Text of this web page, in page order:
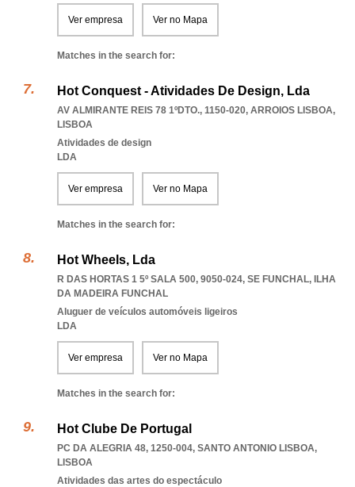
Ver empresa Ver no Mapa
Matches in the search for:
Hot Conquest - Atividades De Design, Lda
AV ALMIRANTE REIS 78 1ºDTO., 1150-020, ARROIOS LISBOA,
LISBOA
Atividades de design
LDA
Ver empresa Ver no Mapa
Matches in the search for:
Hot Wheels, Lda
R DAS HORTAS 1 5º SALA 500, 9050-024, SE FUNCHAL, ILHA
DA MADEIRA FUNCHAL
Aluguer de veículos automóveis ligeiros
LDA
Ver empresa Ver no Mapa
Matches in the search for:
Hot Clube De Portugal
PC DA ALEGRIA 48, 1250-004, SANTO ANTONIO LISBOA,
LISBOA
Atividades das artes do espectáculo